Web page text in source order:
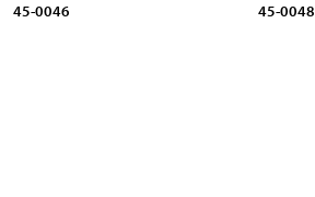
45-0046 45-0048